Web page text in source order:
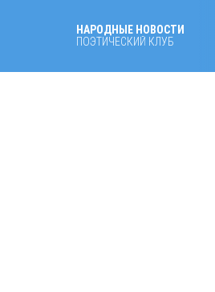
НАРОДНЫЕ НОВОСТИ
ПОЭТИЧЕСКИЙ КЛУБ